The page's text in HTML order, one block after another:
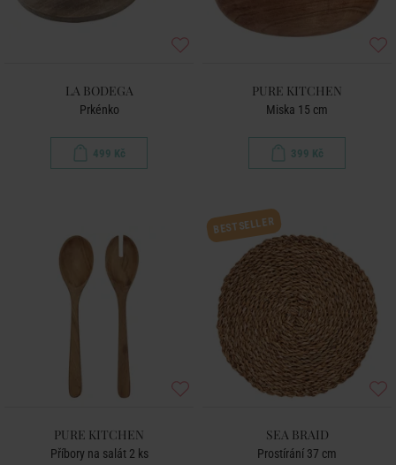
LA BODEGA
Prkénko
499 Kč
PURE KITCHEN
Miska 15 cm
399 Kč
PURE KITCHEN
Příbory na salát 2 ks
BESTSELLER
SEA BRAID
Prostírání 37 cm